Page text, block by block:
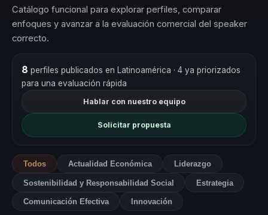
Catálogo funcional para explorar perfiles, comparar
enfoques y avanzar a la evaluación comercial del speaker
correcto.
8 perfiles publicados en Latinoamérica · 4 ya priorizados
para una evaluación rápida
Hablar con nuestro equipo
Solicitar propuesta
Todos Actualidad Económica Liderazgo
Sostenibilidad y Responsabilidad Social Estrategia
Comunicación Efectiva Innovación